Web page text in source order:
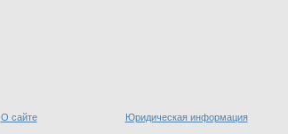
О сайте Юридическая информация